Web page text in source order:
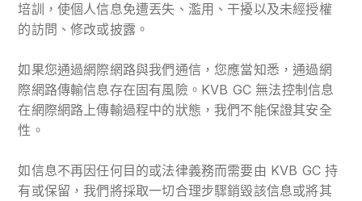
培訓，使個人信息免遭丟失、濫用、干擾以及未經授權
的訪問、修改或披露。
如果您通過網際網路與我們通信，您應當知悉，通過網
際網路傳輸信息存在固有風險。KVB GC 無法控制信息
在網際網路上傳輸過程中的狀態，我們不能保證其安全
性。
如信息不再因任何目的或法律義務而需要由 KVB GC 持
有或保留，我們將採取一切合理步驟銷毀該信息或將其